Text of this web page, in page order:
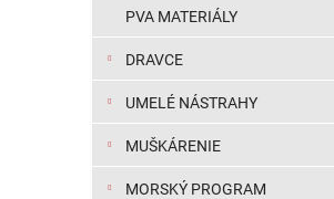
PVA MATERIÁLY
DRAVCE
UMELÉ NÁSTRAHY
MUŠKÁRENIE
MORSKÝ PROGRAM